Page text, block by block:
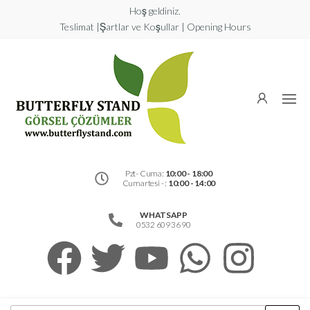
Hoş geldiniz.
Teslimat |Şartlar ve Koşullar | Opening Hours
Görsel
Pzt- Cuma: 10:00 - 18:00
Cumartesi - : 10:00 - 14:00
WHATSAPP
0532 609 36 90